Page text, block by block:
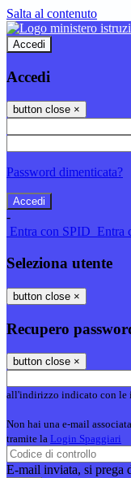
Salta al contenuto
Accedi
Accedi
button close ×
Password dimenticata?
-
Entra con SPID Entra
Seleziona utente
button close ×
Recupero
button close ×
all'indirizzo indicato con le
Non hai una e-mail
tramite la Login Spaggiari
E-mail inviata, si prega